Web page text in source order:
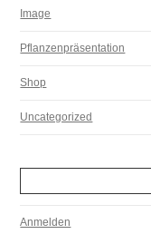
Image
Pflanzenpräsentation
Shop
Uncategorized
Anmelden